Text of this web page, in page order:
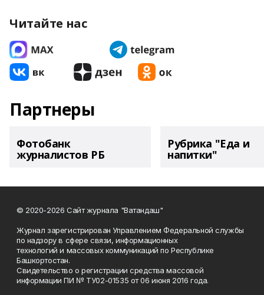
Читайте нас
Партнеры
Фотобанк
журналистов РБ
Рубрика "Еда и
напитки"
© 2020-2026 Сайт журнала "Ватандаш"
Журнал зарегистрирован Управлением Федеральной службы
по надзору в сфере связи, информационных
технологий и массовых коммуникаций по Республике
Башкортостан.
Свидетельство о регистрации средства массовой
информации ПИ № ТУ02-01535 от 06 июня 2016 года.